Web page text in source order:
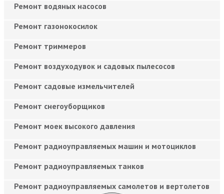
Ремонт водяных насосов
Ремонт газонокосилок
Ремонт триммеров
Ремонт воздуходувок и садовых пылесосов
Ремонт садовые измельчителей
Ремонт снегоуборщиков
Ремонт моек высокого давления
Ремонт радиоуправляемых машин и мотоциклов
Ремонт радиоуправляемых танков
Ремонт радиоуправляемых самолетов и вертолетов